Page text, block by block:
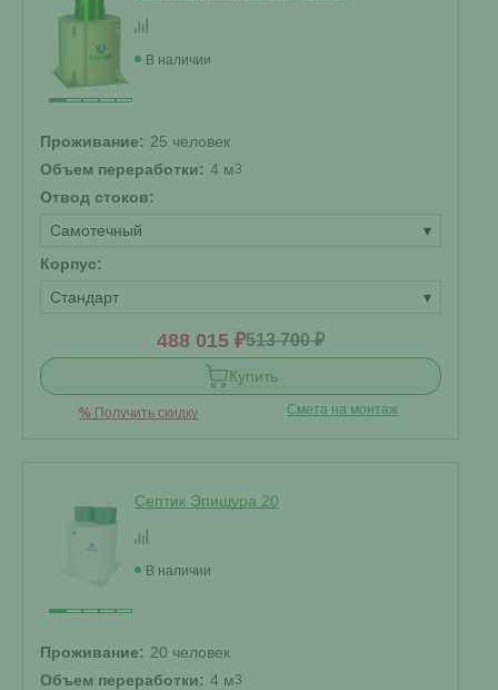
В наличии
Проживание: 25 человек
Объем переработки: 4 м3
Отвод стоков:
Самотечный
▾
Корпус:
Стандарт
▾
488 015 ₽513 700 ₽
Купить
% Получить скидку Смета на монтаж
Септик Эпишура 20
В наличии
Проживание: 20 человек
Объем переработки: 4 м3